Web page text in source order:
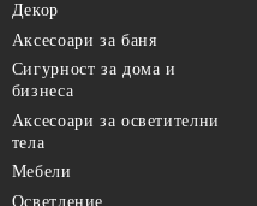
Декор
Аксесоари за баня
Сигурност за дома и
бизнеса
Аксесоари за осветителни
тела
Мебели
Осветление